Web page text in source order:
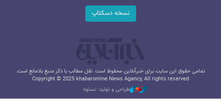
نسخه دسکتاپ
تمامی حقوق این سایت برای خبرآنلاین محفوظ است. نقل مطالب با ذکر منبع بلامانع است.
Copyright © 2025 khabaronline News Agancy, All rights reserved
طراحی و تولید: نستوه